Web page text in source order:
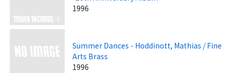
1996
Summer Dances - Hoddinott, Mathias / Fine
Arts Brass
1996